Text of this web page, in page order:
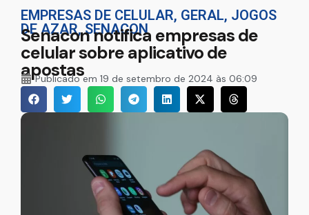
EMPRESAS DE CELULAR, GERAL, JOGOS
DE AZAR,SENACON
Senacon notifica empresas de
celular sobre aplicativo de
apostas
Publicado em 19 de setembro de 2024 às 06:09